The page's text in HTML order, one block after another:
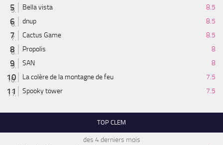
Bella vista
8.5
dnup
8.5
Cactus Game
8.5
Propolis
8
SAN
8
La colère de la montagne de feu
7.5
Spooky tower
7.5
TOP CLEM
des 4 derniers mois